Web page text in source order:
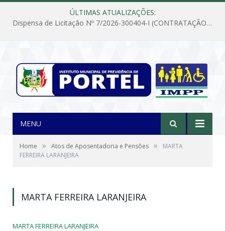
ÚLTIMAS ATUALIZAÇÕES:
Dispensa de Licitação Nº 7/2026-300404-I (CONTRATAÇÃO DE EMPRESA PARA MANUTENÇÃO E REPARAÇÃO DE APARELHOS DE AR CONDICIONADO, EM ATENDIMENTO ÀS NECESSIDADES DO INSTITUTO DE PREVIDÊNCIA MUNICIPAL DE PORTEL/PA)
MENU
Home » Atos de Aposentadoria e Pensões »
MARTA
FERREIRA LARANJEIRA
MARTA FERREIRA LARANJEIRA
MARTA FERREIRA LARANJEIRA